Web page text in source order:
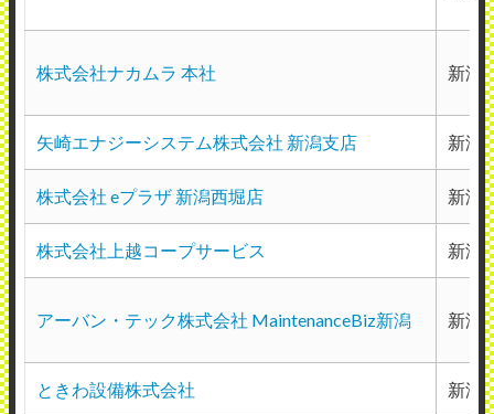
株式会社ナカムラ 本社 新潟
矢崎エナジーシステム株式会社 新潟支店 新潟
株式会社 eプラザ 新潟西堀店 新潟
株式会社上越コープサービス 新潟
アーバン・テック株式会社 MaintenanceBiz新潟 新潟
ときわ設備株式会社 新潟